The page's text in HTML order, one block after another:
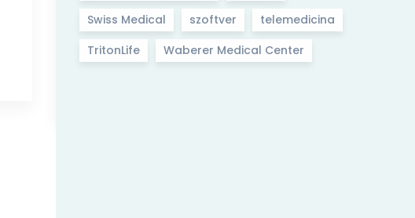
febr 13, 2023
A magas intenzitású aerob edzés 72
százalékkal csökkentheti az áttétes
Swiss Medical
szoftver
telemedicina
TritonLife
Waberer Medical Center